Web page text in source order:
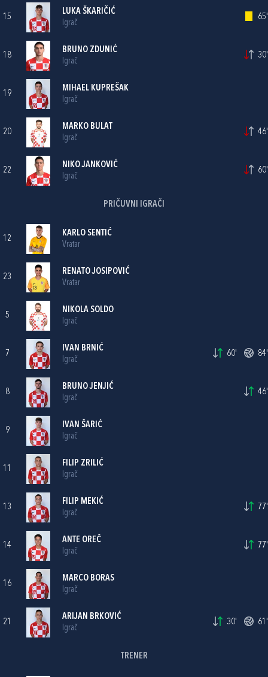
15
LUKA ŠKARIČIĆ
Igrač
65'
18
BRUNO ZDUNIĆ
Igrač
30'
19
MIHAEL KUPREŠAK
Igrač
20
MARKO BULAT
Igrač
46'
22
NIKO JANKOVIĆ
Igrač
60'
PRIČUVNI IGRAČI
12
KARLO SENTIĆ
Vratar
23
RENATO JOSIPOVIĆ
Vratar
5
NIKOLA SOLDO
Igrač
7
IVAN BRNIĆ
Igrač
60' 84'
8
BRUNO JENJIĆ
Igrač
46'
9
IVAN ŠARIĆ
Igrač
11
FILIP ZRILIĆ
Igrač
13
FILIP MEKIĆ
Igrač
77'
14
ANTE OREČ
Igrač
77'
16
MARCO BORAS
Igrač
21
ARIJAN BRKOVIĆ
Igrač
30' 61'
TRENER